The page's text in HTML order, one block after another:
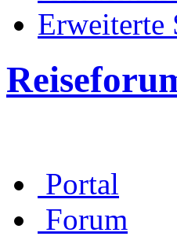
Erweiterte
Portal
Forum